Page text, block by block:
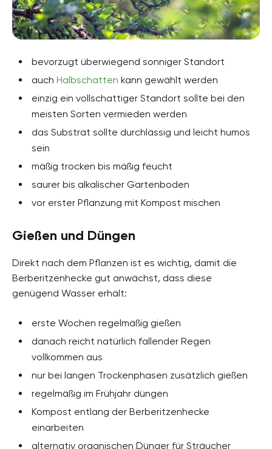
bevorzugt überwiegend sonniger Standort
auch Halbschatten kann gewählt werden
einzig ein vollschattiger Standort sollte bei den
meisten Sorten vermieden werden
das Substrat sollte durchlässig und leicht humos
sein
mäßig trocken bis mäßig feucht
saurer bis alkalischer Gartenboden
vor erster Pflanzung mit Kompost mischen
Gießen und Düngen
Direkt nach dem Pflanzen ist es wichtig, damit die
Berberitzenhecke gut anwächst, dass diese
genügend Wasser erhält:
erste Wochen regelmäßig gießen
danach reicht natürlich fallender Regen
vollkommen aus
nur bei langen Trockenphasen zusätzlich gießen
regelmäßig im Frühjahr düngen
Kompost entlang der Berberitzenhecke
einarbeiten
alternativ organischen Dünger für Sträucher